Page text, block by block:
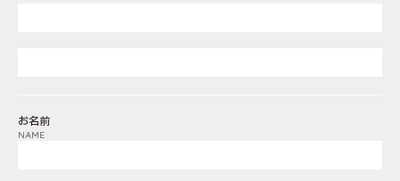
お名前
NAME